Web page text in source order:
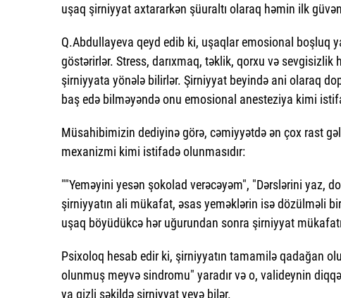
uşaq şirniyyat axtararkən şüuraltı olaraq həmin ilk
Q.Abdullayeva qeyd edib ki, uşaqlar emosional boşluq
göstərirlər. Stress, darıxmaq, təklik, qorxu və
şirniyyata yönələ bilirlər. Şirniyyat beyində ani olaraq
baş edə bilməyəndə onu emosional anesteziya kimi
Müsahibimizin dediyinə görə, cəmiyyətdə ən çox rast
mexanizmi kimi istifadə olunmasıdır:
""Yeməyini yesən şokolad verəcəyəm", "Dərslərini yaz,
şirniyyatın ali mükafat, əsas yeməklərin isə dözülməli
uşaq böyüdükcə hər uğurundan sonra şirniyyat
Psixoloq hesab edir ki, şirniyyatın tamamilə qadağan
olunmuş meyvə sindromu" yaradır və o, valideynin
ya gizli şəkildə şirniyyat yeyə bilər.